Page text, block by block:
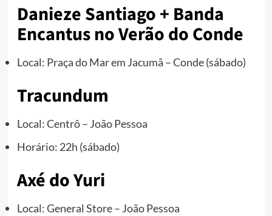
Danieze Santiago + Banda
Encantus no Verão do Conde
Local: Praça do Mar em Jacumã – Conde (sábado)
Tracundum
Local: Centrô – João Pessoa
Horário: 22h (sábado)
Axé do Yuri
Local: General Store – João Pessoa